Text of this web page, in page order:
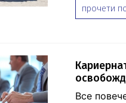
прочети
Все